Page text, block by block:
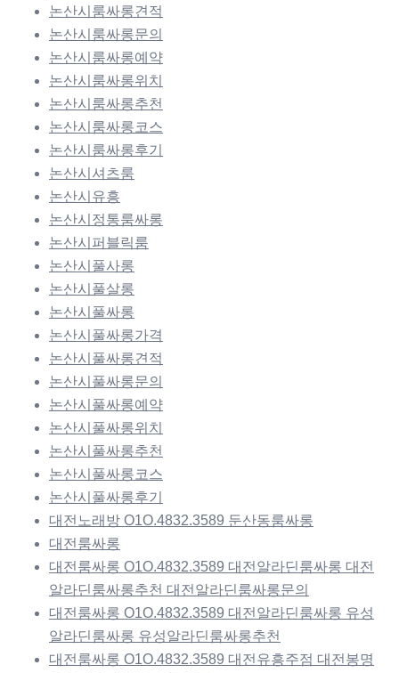
논산시룸싸롱견적
논산시룸싸롱문의
논산시룸싸롱예약
논산시룸싸롱위치
논산시룸싸롱추천
논산시룸싸롱코스
논산시룸싸롱후기
논산시셔츠룸
논산시유흥
논산시정통룸싸롱
논산시퍼블릭룸
논산시풀사롱
논산시풀살롱
논산시풀싸롱
논산시풀싸롱가격
논산시풀싸롱견적
논산시풀싸롱문의
논산시풀싸롱예약
논산시풀싸롱위치
논산시풀싸롱추천
논산시풀싸롱코스
논산시풀싸롱후기
대전노래방 O1O.4832.3589 둔산동룸싸롱
대전룸싸롱
대전룸싸롱 O1O.4832.3589 대전알라딘룸싸롱 대전
알라딘룸싸롱추천 대전알라딘룸싸롱문의
대전룸싸롱 O1O.4832.3589 대전알라딘룸싸롱 유성
알라딘룸싸롱 유성알라딘룸싸롱추천
대전룸싸롱 O1O.4832.3589 대전유흥주점 대전봉명